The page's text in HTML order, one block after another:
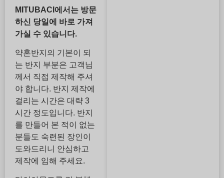
MITUBACI에서는 방문
하신 당일에 바로 가져
가실 수 있습니다.
약혼반지의 기본이 되
는 반지 부분은 고객님
께서 직접 제작해 주셔
야 합니다. 반지 제작에
걸리는 시간은 대략 3
시간 정도입니다. 반지
를 만들어 본 적이 없는
분들도 숙련된 장인이
도와드리니 안심하고
제작에 임해 주세요.